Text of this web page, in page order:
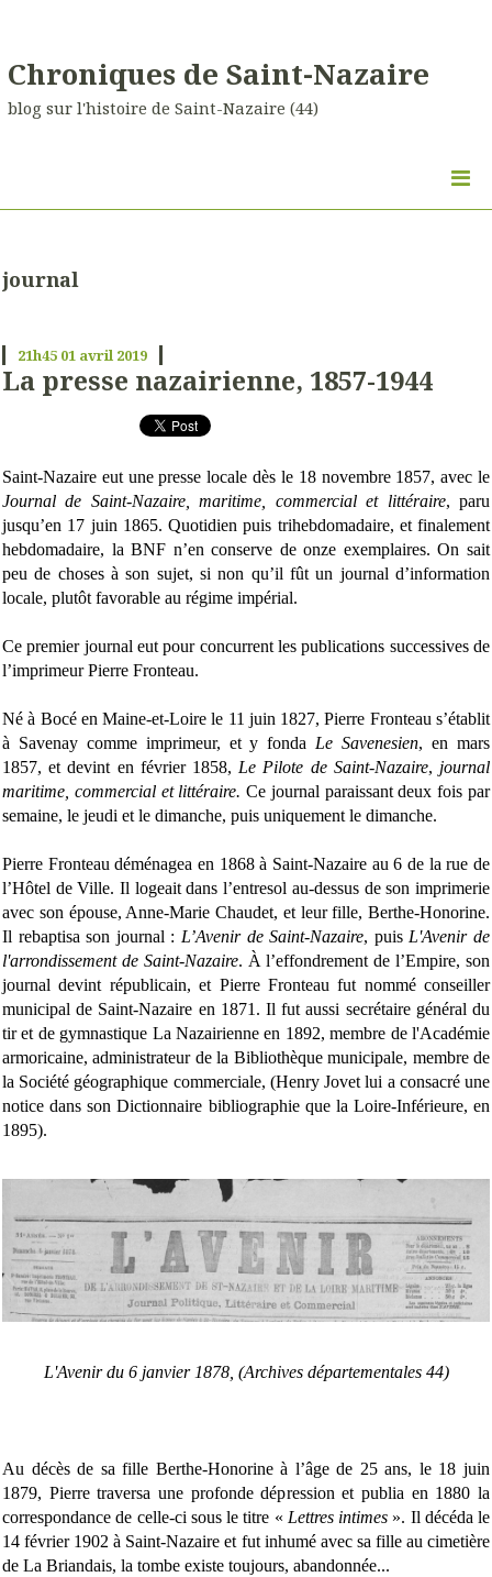
Chroniques de Saint-Nazaire
blog sur l'histoire de Saint-Nazaire (44)
journal
21h45 01 avril 2019
La presse nazairienne, 1857-1944
Saint-Nazaire eut une presse locale dès le 18 novembre 1857, avec le
Journal de Saint-Nazaire, maritime, commercial et littéraire, paru
jusqu’en 17 juin 1865. Quotidien puis trihebdomadaire, et finalement
hebdomadaire, la BNF n’en conserve de onze exemplaires. On sait
peu de choses à son sujet, si non qu’il fût un journal d’information
locale, plutôt favorable au régime impérial.
Ce premier journal eut pour concurrent les publications successives de
l’imprimeur Pierre Fronteau.
Né à Bocé en Maine-et-Loire le 11 juin 1827, Pierre Fronteau s’établit
à Savenay comme imprimeur, et y fonda Le Savenesien, en mars
1857, et devint en février 1858, Le Pilote de Saint-Nazaire, journal
maritime, commercial et littéraire.Ce journal paraissant deux fois par
semaine, le jeudi et le dimanche, puis uniquement le dimanche.
Pierre Fronteau déménagea en 1868 à Saint-Nazaire au 6 de la rue de
l’Hôtel de Ville. Il logeait dans l’entresol au-dessus de son imprimerie
avec son épouse, Anne-Marie Chaudet, et leur fille, Berthe-Honorine.
Il rebaptisa son journal : L’Avenir de Saint-Nazaire, puisL'Avenir de
l'arrondissement de Saint-Nazaire. À l’effondrement de l’Empire, son
journal devint républicain, et Pierre Fronteau fut nommé conseiller
municipal de Saint-Nazaire en 1871. Il fut aussi secrétaire général du
tir et de gymnastique La Nazairienne en 1892, membre de l'Académie
armoricaine, administrateur de la Bibliothèque municipale, membre de
la Société géographique commerciale, (Henry Jovet lui a consacré une
notice dans son Dictionnaire bibliographie que la Loire-Inférieure, en
1895).
L'Avenir du 6 janvier 1878, (Archives départementales 44)
Au décès de sa fille Berthe-Honorine à l’âge de 25 ans, le 18 juin
1879, Pierre traversa une profonde dépression et publia en 1880 la
correspondance de celle-ci sous le titre « Lettres intimes ». Il décéda le
14 février 1902 à Saint-Nazaire et fut inhumé avec sa fille au cimetière
de La Briandais, la tombe existe toujours, abandonnée...